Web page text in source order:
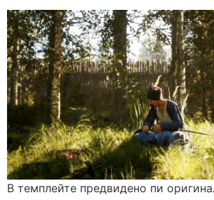
В темплейте предвидено пи